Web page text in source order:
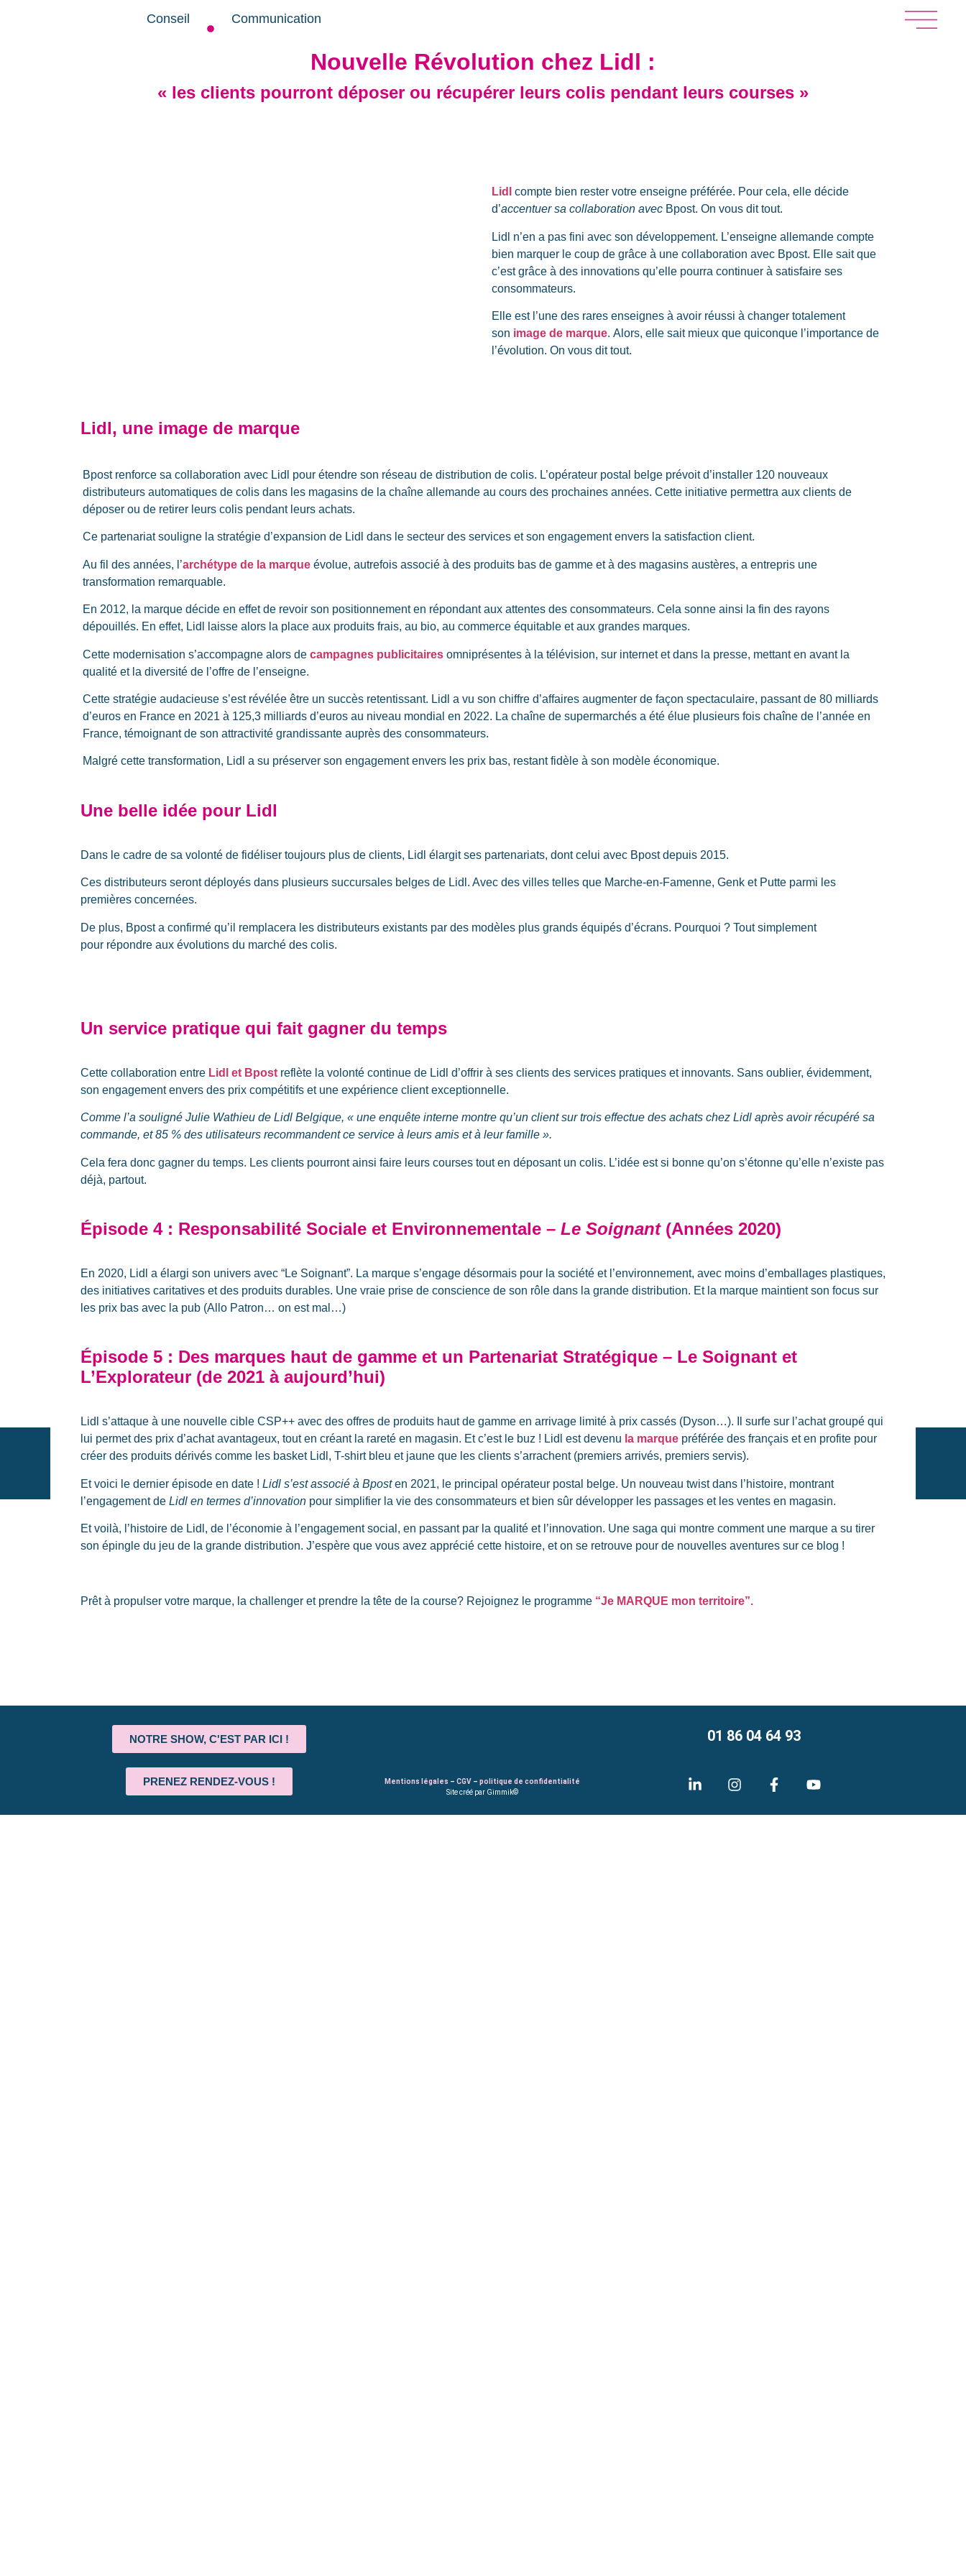
Conseil Communication
Nouvelle Révolution chez Lidl :
« les clients pourront déposer ou récupérer leurs colis pendant leurs courses »
Lidl compte bien rester votre enseigne préférée. Pour cela, elle décide
d’accentuer sa collaboration avec Bpost. On vous dit tout.
Lidl n’en a pas fini avec son développement. L’enseigne allemande compte
bien marquer le coup de grâce à une collaboration avec Bpost. Elle sait que
c’est grâce à des innovations qu’elle pourra continuer à satisfaire ses
consommateurs.
Elle est l’une des rares enseignes à avoir réussi à changer totalement
son image de marque. Alors, elle sait mieux que quiconque l’importance de
l’évolution. On vous dit tout.
Lidl, une image de marque
Bpost renforce sa collaboration avec Lidl pour étendre son réseau de distribution de colis. L’opérateur postal belge prévoit d’installer 120 nouveaux
distributeurs automatiques de colis dans les magasins de la chaîne allemande au cours des prochaines années. Cette initiative permettra aux clients de
déposer ou de retirer leurs colis pendant leurs achats.
Ce partenariat souligne la stratégie d’expansion de Lidl dans le secteur des services et son engagement envers la satisfaction client.
Au fil des années, l’archétype de la marque évolue, autrefois associé à des produits bas de gamme et à des magasins austères, a entrepris une
transformation remarquable.
En 2012, la marque décide en effet de revoir son positionnement en répondant aux attentes des consommateurs. Cela sonne ainsi la fin des rayons
dépouillés. En effet, Lidl laisse alors la place aux produits frais, au bio, au commerce équitable et aux grandes marques.
Cette modernisation s’accompagne alors de campagnes publicitaires omniprésentes à la télévision, sur internet et dans la presse, mettant en avant la
qualité et la diversité de l’offre de l’enseigne.
Cette stratégie audacieuse s’est révélée être un succès retentissant. Lidl a vu son chiffre d’affaires augmenter de façon spectaculaire, passant de 80 milliards
d’euros en France en 2021 à 125,3 milliards d’euros au niveau mondial en 2022. La chaîne de supermarchés a été élue plusieurs fois chaîne de l’année en
France, témoignant de son attractivité grandissante auprès des consommateurs.
Malgré cette transformation, Lidl a su préserver son engagement envers les prix bas, restant fidèle à son modèle économique.
Une belle idée pour Lidl
Dans le cadre de sa volonté de fidéliser toujours plus de clients, Lidl élargit ses partenariats, dont celui avec Bpost depuis 2015.
Ces distributeurs seront déployés dans plusieurs succursales belges de Lidl. Avec des villes telles que Marche-en-Famenne, Genk et Putte parmi les
premières concernées.
De plus, Bpost a confirmé qu’il remplacera les distributeurs existants par des modèles plus grands équipés d’écrans. Pourquoi ? Tout simplement
pour répondre aux évolutions du marché des colis.
Un service pratique qui fait gagner du temps
Cette collaboration entre Lidl et Bpost reflète la volonté continue de Lidl d’offrir à ses clients des services pratiques et innovants. Sans oublier, évidemment,
son engagement envers des prix compétitifs et une expérience client exceptionnelle.
Comme l’a souligné Julie Wathieu de Lidl Belgique, « une enquête interne montre qu’un client sur trois effectue des achats chez Lidl après avoir récupéré sa
commande, et 85 % des utilisateurs recommandent ce service à leurs amis et à leur famille ».
Cela fera donc gagner du temps. Les clients pourront ainsi faire leurs courses tout en déposant un colis. L’idée est si bonne qu’on s’étonne qu’elle n’existe pas
déjà, partout.
Épisode 4 : Responsabilité Sociale et Environnementale – Le Soignant (Années 2020)
En 2020, Lidl a élargi son univers avec “Le Soignant”. La marque s’engage désormais pour la société et l’environnement, avec moins d’emballages plastiques,
des initiatives caritatives et des produits durables. Une vraie prise de conscience de son rôle dans la grande distribution. Et la marque maintient son focus sur
les prix bas avec la pub (Allo Patron… on est mal…)
Épisode 5 : Des marques haut de gamme et un Partenariat Stratégique – Le Soignant et
L’Explorateur (de 2021 à aujourd’hui)
Lidl s’attaque à une nouvelle cible CSP++ avec des offres de produits haut de gamme en arrivage limité à prix cassés (Dyson…). Il surfe sur l’achat groupé qui
lui permet des prix d’achat avantageux, tout en créant la rareté en magasin. Et c’est le buz ! Lidl est devenu la marque préférée des français et en profite pour
créer des produits dérivés comme les basket Lidl, T-shirt bleu et jaune que les clients s’arrachent (premiers arrivés, premiers servis).
Et voici le dernier épisode en date ! Lidl s’est associé à Bposten 2021, le principal opérateur postal belge. Un nouveau twist dans l’histoire, montrant
l’engagement de Lidl en termes d’innovation pour simplifier la vie des consommateurs et bien sûr développer les passages et les ventes en magasin.
Et voilà, l’histoire de Lidl, de l’économie à l’engagement social, en passant par la qualité et l’innovation. Une saga qui montre comment une marque a su tirer
son épingle du jeu de la grande distribution. J’espère que vous avez apprécié cette histoire, et on se retrouve pour de nouvelles aventures sur ce blog !
Prêt à propulser votre marque, la challenger et prendre la tête de la course? Rejoignez le programme “Je MARQUE mon territoire”.
NOTRE SHOW, C'EST PAR ICI !
PRENEZ RENDEZ-VOUS ! Mentions légales – CGV– politique de confidentialité
Site créé par Gimmik©
01 86 04 64 93